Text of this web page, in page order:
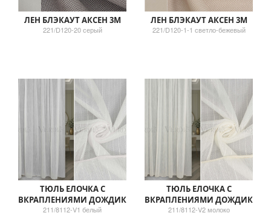
ЛЕН БЛЭКАУТ АКСЕН 3М
221/D120-20 серый
ЛЕН БЛЭКАУТ АКСЕН 3М
221/D120-1-1 светло-бежевый
ТЮЛЬ ЕЛОЧКА С
ВКРАПЛЕНИЯМИ ДОЖДИК
211/8112-V1 белый
ТЮЛЬ ЕЛОЧКА С
ВКРАПЛЕНИЯМИ ДОЖДИК
211/8112-V2 молоко